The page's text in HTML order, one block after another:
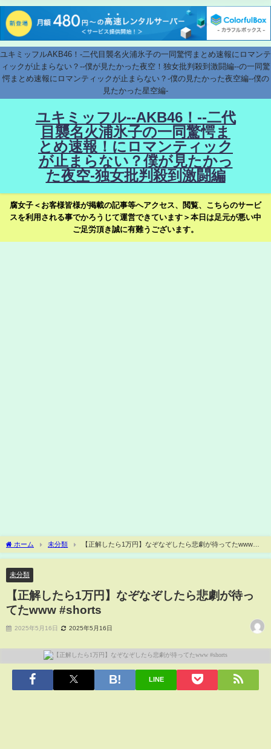
ユキミッフルAKB46！-二代目襲名火浦氷子の一同驚愕まとめ速報にロマンテ
ィックが止まらない？--僕が見たかった夜空！独女批判殺到激闘編--の一同驚
愕まとめ速報にロマンティックが止まらない？-僕の見たかった夜空編--僕の
見たかった星空編-
ユキミッフル--AKB46！--二代
目襲名火浦氷子の一同驚愕ま
とめ速報！にロマンティック
が止まらない？僕が見たかっ
た夜空-独女批判殺到激闘編
腐女子＜お客様皆様が掲載の記事等へアクセス、閲覧、こちらのサービ
スを利用される事でかろうじて運営できています＞本日は足元が悪い中
ご足労頂き誠に有難うございます。
ホーム 未分類
【正解したら1万円】なぞなぞしたら悲劇が待ってたwww
#shorts
未分類
【正解したら1万円】なぞなぞしたら悲劇が待っ
てたwww #shorts
2025年5月16日 2025年5月16日
LINE